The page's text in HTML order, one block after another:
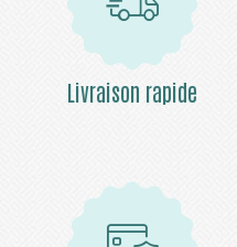
Livraison rapide